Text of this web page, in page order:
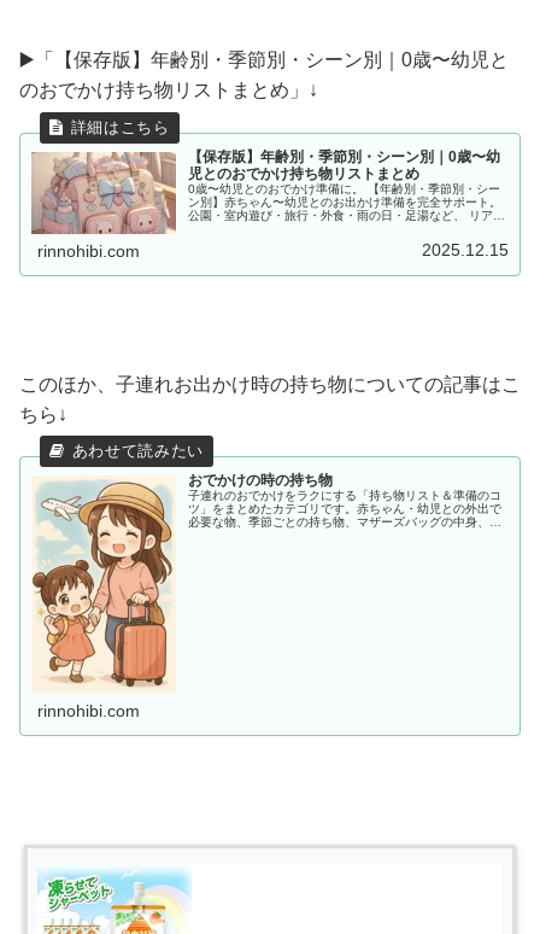
▶️「【保存版】年齢別・季節別・シーン別｜0歳〜幼児と
のおでかけ持ち物リストまとめ」↓
【保存版】年齢別・季節別・シーン別｜0歳〜幼
児とのおでかけ持ち物リストまとめ
0歳〜幼児とのおでかけ準備に。 【年齢別・季節別・シー
ン別】赤ちゃん〜幼児とのお出かけ準備を完全サポート。
公園・室内遊び・旅行・外食・雨の日・足湯など、 リアル
rinnohibi.com 2025.12.15
このほか、子連れお出かけ時の持ち物についての記事はこ
ちら↓
おでかけの時の持ち物
子連れのおでかけをラクにする「持ち物リスト＆準備のコ
ツ」をまとめたカテゴリです。赤ちゃん・幼児との外出で
必要な物、季節ごとの持ち物、マザーズバッグの中身、あ
rinnohibi.com